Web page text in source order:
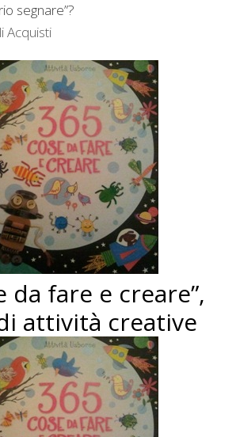
segnare”?
Acquisti
da fare e creare”,
attività creative